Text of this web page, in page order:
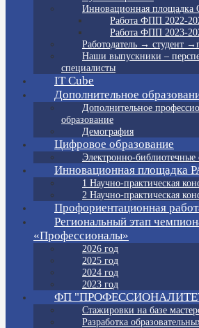
Инновационная площадка
Работа ФПП 2022-
Работа ФПП 2023-
Работодатель → студент
Наши выпускники –
специалисты
IT Cube
Дополнительное
Дополнительное
образование
Демография
Цифровое образование
Электронно-библиотечные
Инновационная площадка
1 Научно-практическая
2 Научно-практическая
Профориентационная
Региональный этап
«Профессионалы»
2026 год
2025 год
2024 год
2023 год
ФП
Стажировки на базе
Разработка